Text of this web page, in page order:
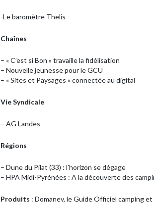
-Le baromètre Thelis
Chaînes
– « C’est si Bon » travaille la fidélisation
– Nouvelle jeunesse pour le GCU
– « Sites et Paysages » connectée au digital
Vie Syndicale
– AG Landes
Régions
– Dune du Pilat (33) : l’horizon se dégage
– HPA Midi-Pyrénées : A la découverte des
Produits : Domanev, le Guide Officiel camping